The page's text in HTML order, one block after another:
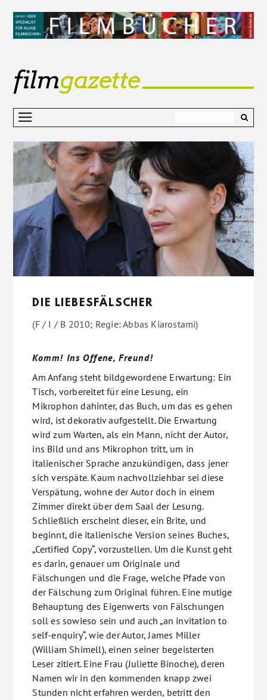
filmgazette
DIE LIEBESFÄLSCHER
(F / I / B 2010; Regie: Abbas Kiarostami)
Komm! Ins Offene, Freund!
Am Anfang steht bildgewordene Erwartung: Ein
Tisch, vorbereitet für eine Lesung, ein
Mikrophon dahinter, das Buch, um das es gehen
wird, ist dekorativ aufgestellt. Die Erwartung
wird zum Warten, als ein Mann, nicht der Autor,
ins Bild und ans Mikrophon tritt, um in
italienischer Sprache anzukündigen, dass jener
sich verspäte. Kaum nachvollziehbar sei diese
Verspätung, wohne der Autor doch in einem
Zimmer direkt über dem Saal der Lesung.
Schließlich erscheint dieser, ein Brite, und
beginnt, die italienische Version seines Buches,
„Certified Copy“, vorzustellen. Um die Kunst geht
es darin, genauer um Originale und
Fälschungen und die Frage, welche Pfade von
der Fälschung zum Original führen. Eine mutige
Behauptung des Eigenwerts von Fälschungen
soll es sowieso sein und auch „an invitation to
self-enquiry“, wie der Autor, James Miller
(William Shimell), einen seiner begeisterten
Leser zitiert. Eine Frau (Juliette Binoche), deren
Namen wir in den kommenden knapp zwei
Stunden nicht erfahren werden, betritt den